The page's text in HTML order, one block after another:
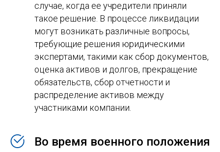
случае, когда ее учредители приняли
такое решение. В процессе ликвидации
могут возникать различные вопросы,
требующие решения юридическими
экспертами, такими как сбор документов,
оценка активов и долгов, прекращение
обязательств, сбор отчетности и
распределение активов между
участниками компании.
Во время военного положения